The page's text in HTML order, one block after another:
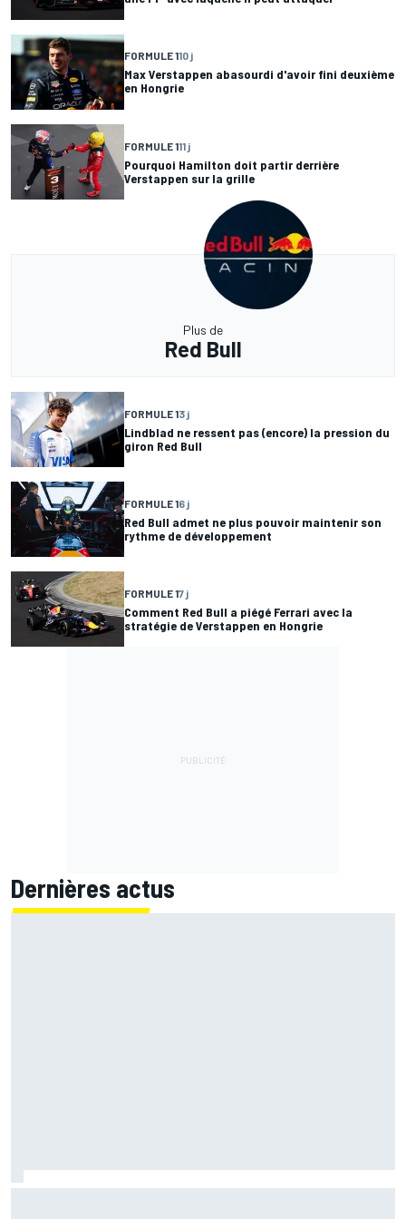
FORMULE 110 j
Max Verstappen abasourdi d'avoir fini deuxième
en Hongrie
FORMULE 111 j
Pourquoi Hamilton doit partir derrière
Verstappen sur la grille
Plus de
Red Bull
FORMULE 13 j
Lindblad ne ressent pas (encore) la pression du
giron Red Bull
FORMULE 16 j
Red Bull admet ne plus pouvoir maintenir son
rythme de développement
FORMULE 17 j
Comment Red Bull a piégé Ferrari avec la
stratégie de Verstappen en Hongrie
Dernières actus